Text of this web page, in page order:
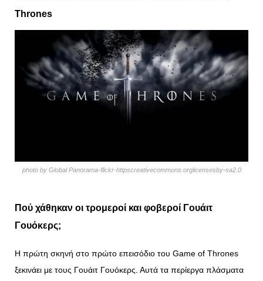
Thrones
photo by Global Panorama-flickr-httpscreativecommons.orglicensesby-sa2.0
Πού χάθηκαν οι τρομεροί και φοβεροί Γουάιτ
Γουόκερς;
Η πρώτη σκηνή στο πρώτο επεισόδιο του Game of Thrones
ξεκινάει με τους Γουάιτ Γουόκερς. Αυτά τα περίεργα πλάσματα